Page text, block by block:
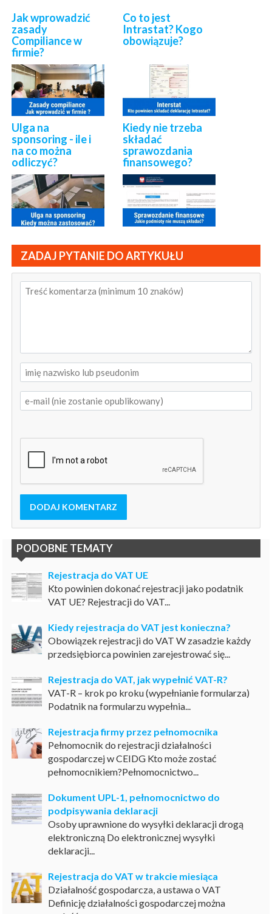
Jak wprowadzić
zasady
Compiliance w
firmie?
Co to jest
Intrastat? Kogo
obowiązuje?
Ulga na
sponsoring - ile i
na co można
odliczyć?
Kiedy nie trzeba
składać
sprawozdania
finansowego?
ZADAJ PYTANIE DO ARTYKUŁU
DODAJ KOMENTARZ
PODOBNE TEMATY
Rejestracja do VAT UE
Kto powinien dokonać rejestracji jako podatnik
VAT UE? Rejestracji do VAT...
Kiedy rejestracja do VAT jest konieczna?
Obowiązek rejestracji do VAT W zasadzie każdy
przedsiębiorca powinien zarejestrować się...
Rejestracja do VAT, jak wypełnić VAT-R?
VAT-R – krok po kroku (wypełnianie formularza)
Podatnik na formularzu wypełnia...
Rejestracja firmy przez pełnomocnika
Pełnomocnik do rejestracji działalności
gospodarczej w CEIDG Kto może zostać
pełnomocnikiem?Pełnomocnictwo...
Dokument UPL-1, pełnomocnictwo do
podpisywania deklaracji
Osoby uprawnione do wysyłki deklaracji drogą
elektroniczną Do elektronicznej wysyłki
deklaracji...
Rejestracja do VAT w trakcie miesiąca
Działalność gospodarcza, a ustawa o VAT
Definicję działalności gospodarczej można